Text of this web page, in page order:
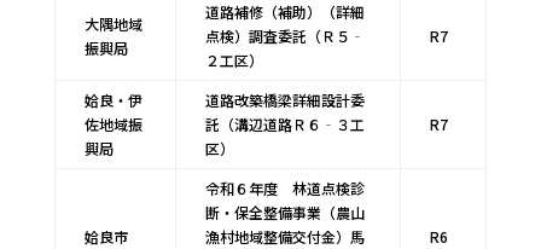
大隅地域
振興局
道路補修（補助）（詳細
点検）調査委託（Ｒ５‐
２工区）
R7
姶良・伊
佐地域振
興局
道路改築橋梁詳細設計委
託（溝辺道路Ｒ６‐３工
区）
R7
姶良市
令和６年度 林道点検診
断・保全整備事業（農山
漁村地域整備交付金）馬
R6